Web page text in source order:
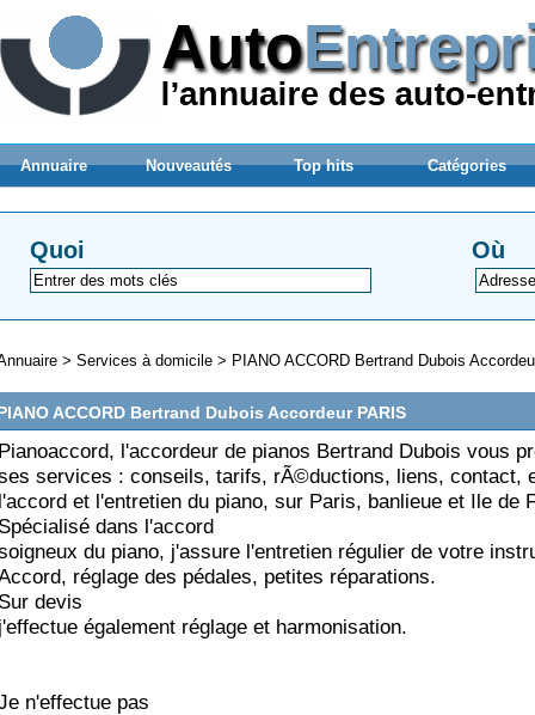
Annuaire Nouveautés Top hits Catégories
Quoi Où
> Services à domicile > PIANO ACCORD Bertrand Dubois
ACCORD Bertrand Dubois Accordeur PARIS
l'accordeur de pianos Bertrand Dubois vous
services : conseils, tarifs, rÃ©ductions, liens, contact,
et l'entretien du piano, sur Paris, banlieue et Ile de
dans l'accord
du piano, j'assure l'entretien régulier de votre
réglage des pédales, petites réparations.
devis
également réglage et harmonisation.
n'effectue pas